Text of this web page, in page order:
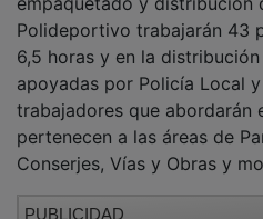
Polideportivo trabajarán 43
6,5 horas y en la
apoyadas por Policía Local
trabajadores que abordarán
pertenecen a las áreas de
Conserjes, Vías y Obras y